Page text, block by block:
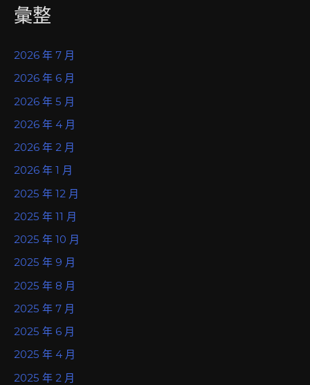
彙整
2026 年 7 月
2026 年 6 月
2026 年 5 月
2026 年 4 月
2026 年 2 月
2026 年 1 月
2025 年 12 月
2025 年 11 月
2025 年 10 月
2025 年 9 月
2025 年 8 月
2025 年 7 月
2025 年 6 月
2025 年 4 月
2025 年 2 月